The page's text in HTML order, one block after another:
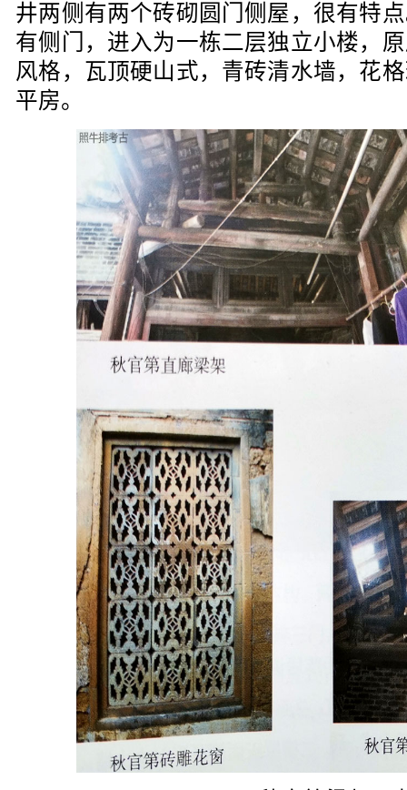
井两侧有两个砖砌圆门侧屋，很有特
有侧门，进入为一栋二层独立小楼，
风格，瓦顶硬山式，青砖清水墙，花
平房。